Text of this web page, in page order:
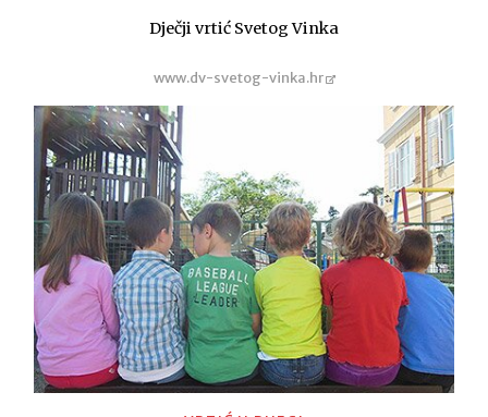
Dječji vrtić Svetog Vinka
www.dv-svetog-vinka.hr